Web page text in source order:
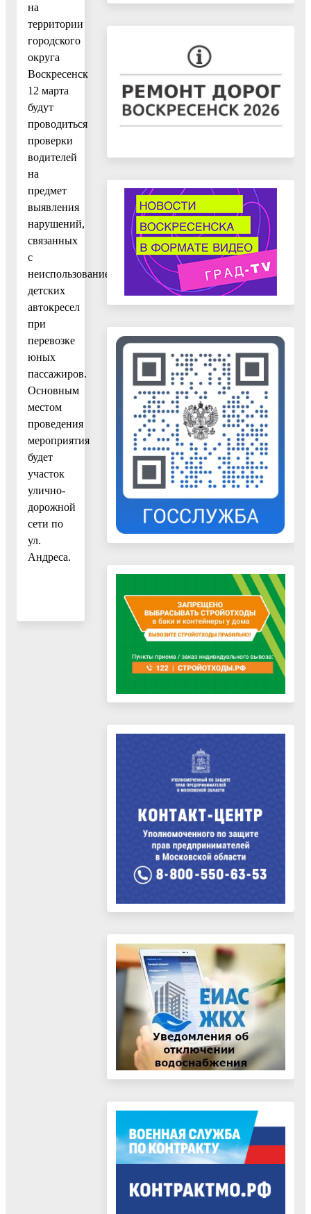
на
территории
городского
округа
Воскресенск
12 марта
будут
проводиться
проверки
водителей
на
предмет
выявления
нарушений,
связанных
с
неиспользованием
детских
автокресел
при
перевозке
юных
пассажиров.
Основным
местом
проведения
мероприятия
будет
участок
улично-
дорожной
сети по
ул.
Андреса.